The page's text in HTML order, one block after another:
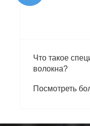
Что такое
волокна?
Посмотреть